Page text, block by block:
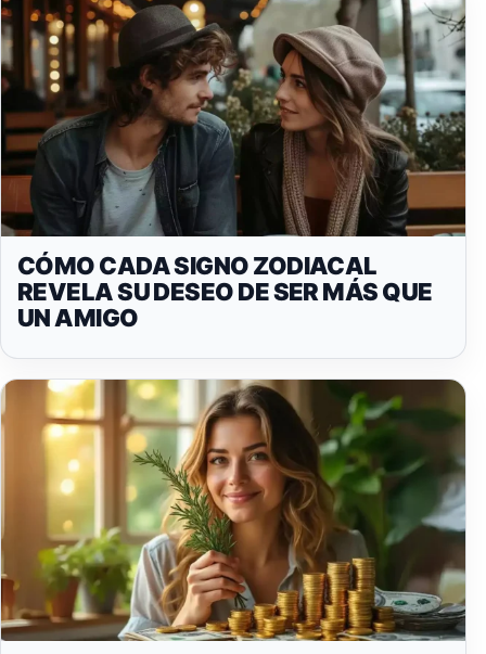
CÓMO CADA SIGNO ZODIACAL
REVELA SU DESEO DE SER MÁS QUE
UN AMIGO